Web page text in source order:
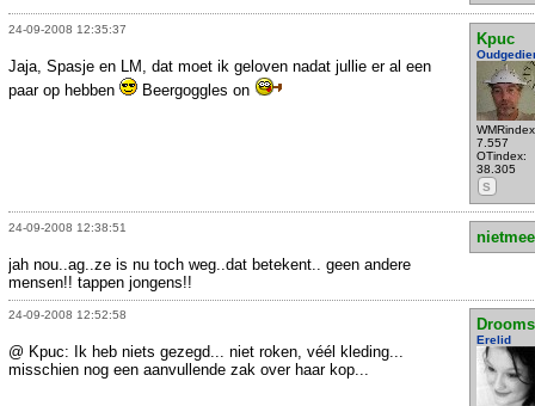
24-09-2008 12:35:37
Kpuc
7.557
OTindex:
38.305
S
Jaja, Spasje en LM, dat moet ik geloven nadat jullie er al een
paar op hebben
Beergoggles on
24-09-2008 12:38:51
jah nou..ag..ze is nu toch weg..dat betekent.. geen andere
mensen!! tappen jongens!!
24-09-2008 12:52:58
Erelid
@ Kpuc: Ik heb niets gezegd... niet roken, véél kleding...
misschien nog een aanvullende zak over haar kop...